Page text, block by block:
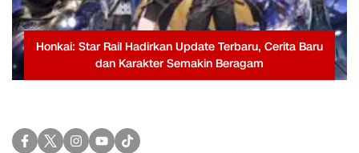
Honkai: Star Rail Hadirkan Update Terbaru, Cerita Baru
dan Karakter Semakin Beragam